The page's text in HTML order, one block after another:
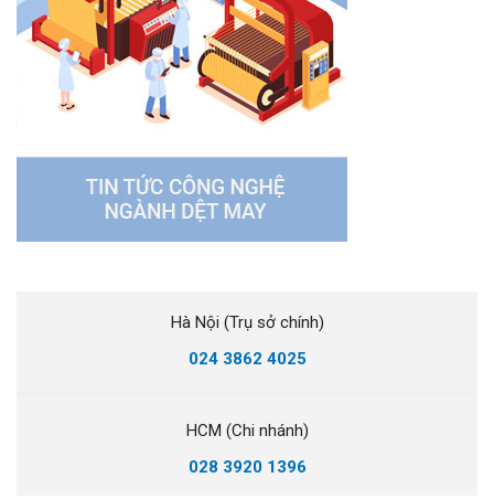
Hà Nội (Trụ sở chính)
024 3862 4025
HCM (Chi nhánh)
028 3920 1396